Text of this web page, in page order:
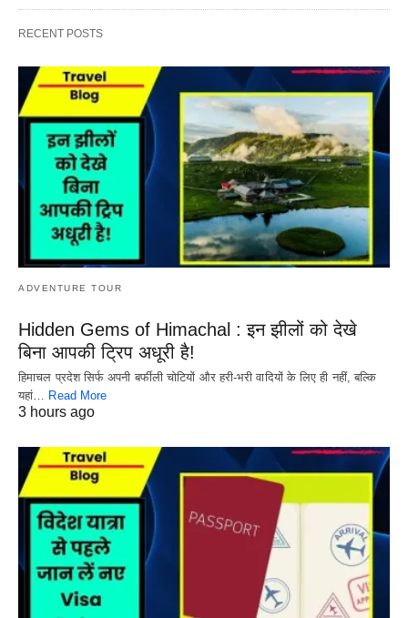
RECENT POSTS
ADVENTURE TOUR
Hidden Gems of Himachal : इन झीलों को देखे
बिना आपकी ट्रिप अधूरी है!
हिमाचल प्रदेश सिर्फ अपनी बर्फीली चोटियों और हरी-भरी वादियों के लिए ही नहीं, बल्कि
यहां… Read More
3 hours ago